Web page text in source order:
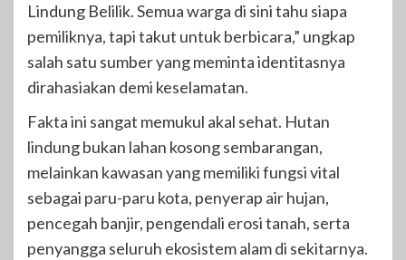
Lindung Belilik. Semua warga di sini tahu siapa
pemiliknya, tapi takut untuk berbicara,” ungkap
salah satu sumber yang meminta identitasnya
dirahasiakan demi keselamatan.
Fakta ini sangat memukul akal sehat. Hutan
lindung bukan lahan kosong sembarangan,
melainkan kawasan yang memiliki fungsi vital
sebagai paru-paru kota, penyerap air hujan,
pencegah banjir, pengendali erosi tanah, serta
penyangga seluruh ekosistem alam di sekitarnya.